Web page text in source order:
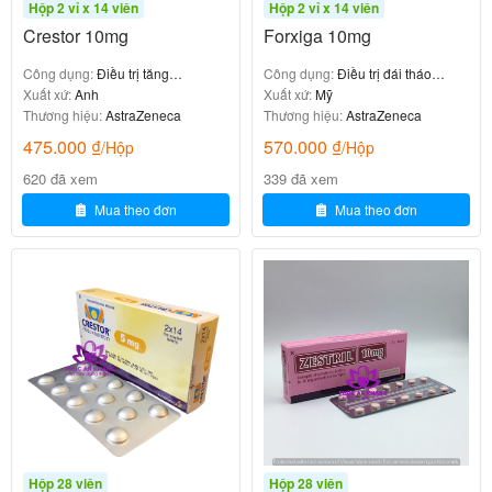
20mg/ngày điều chỉnh liều sau 4 tuần.
-Tăng cholesterol máu gia đình kiểu đồng hợp tử kinh
nghiệm sử dụng giới hạn trên nhóm trẻ em > 8 tuổi.
-Sử dụng cùng Atazanavir, Ritonavir/Atazanavir,
Lopinavir/Ritonavir: không vượt quá 10mg/lần/ngày.
-Trường hợp liều Crestor là 40mg khi dùng cùng
Cycloporinr không vượt quá 5mg/lần/ngày.
-Trường hợp liều Crestor là 20mg khi dùng
Gemfibrozil không vượt quá 10mg/lần/ngày.
Cần làm gì khi một lần quên không
uống thuốc, quá liều và cách xử trí?
Quên uống thuốc:
Hộp 2 vỉ x 14 viên
Crestor 10mg
Công dụng:Điều trị tăng
cholesterol máu
Xuất xứ:Anh
Thương hiệu:AstraZeneca
475.000 ₫/Hộp
620 đã xem
Mua theo đơn
Hộp 2 vỉ x 14 viên
Forxiga 10mg
Công dụng:Điều trị đái tháo
đường tuyp II
Xuất xứ:Mỹ
Thương hiệu:AstraZeneca
570.000 ₫/Hộp
339 đã xem
Mua theo đơn
Hộp 28 viên Hộp 28 viên